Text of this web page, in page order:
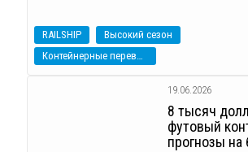
RAILSHIP
Высокий сезон
Контейнерные перевозки
19.06.2026
8 тысяч
футовый
прогнозы